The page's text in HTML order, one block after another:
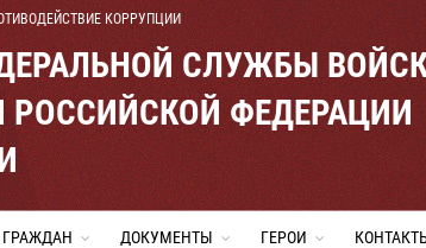
КОРРУПЦИИ
СЛУЖБЫ
ФЕДЕРАЦИИ
ДОКУМЕНТЫ ГЕРОИ